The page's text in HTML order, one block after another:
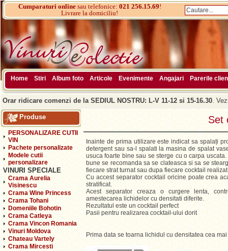
Cumparaturi onlinesau telefonice: 021 256.15.69!
Livrare la domiciliu!
Home Stiri Album foto Articole Evenimente Angajari Parerile
Orar ridicare comenzi de la SEDIUL NOSTRU: L-V 11-12 si 15-16.30.
Produse
PERSONALIZARE CUTII
VIN
Pachete personalizate
Modele cutii
personalizare
VINURI SPECIALE
Crama Aurelia
Visinescu
Crama Wine Princess
Crama Tohani
Domeniile Bohotin
Crama Catleya
Crama Vincon Romania
Vinuri Moldova
Chateau Vartely
Crama Mircesti
Set
Inainte de prima utilizare este indicat sa spalați
detergent sau sa-l spalati la masina de spalat
usuca foarte bine sau se sterge cu o carpa
bune se recomanda sa se clateasca si sa se
fiecare strat turnat sau dupa fiecare cocktail
Cu accest separator cocktail oricine poate crea
stratificat.
Acest separator creaza o curgere lenta,
amestecarea lichidelor cu densitati diferite.
Rezultatul este un cocktail perfect
Pasii pentru realizarea cocktail-ului dorit
Prima data se toarna lichidul cu densitatea cea